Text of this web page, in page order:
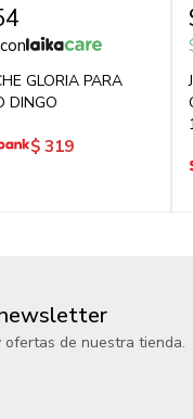
con
GLORIA PARA
DINGO
$ 319
de nuestra tienda.